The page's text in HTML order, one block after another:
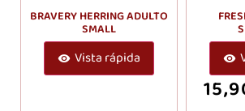
BRAVERY HERRING ADULTO
SMALL
Vista rápida